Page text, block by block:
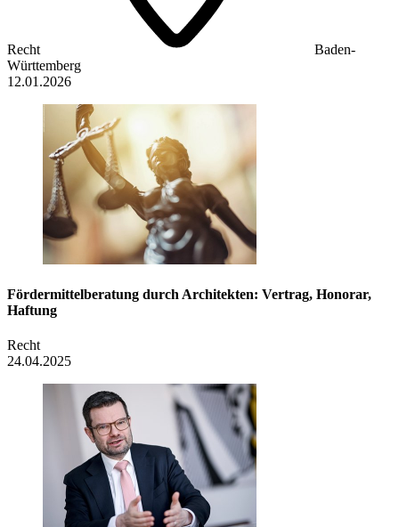
Recht
Baden-
Württemberg
12.01.2026
Fördermittel­beratung durch Architekten: Vertrag, Honorar,
Haftung
Recht
24.04.2025